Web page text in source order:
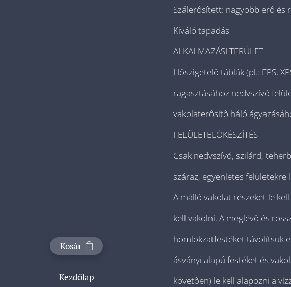
Kosár
Kezdőlap
Szálerôsített: nagyobb erô és
Kiváló tapadás
ALKALMAZÁSI TERÜLET
Hôszigetelô táblák (pl.: EPS,
ragasztásához nedvszívó
vakolaterôsítô háló
FELÜLETELÔKÉSZÍTÉS
Csak nedvszívó, szilárd,
száraz, egyenletes felületekre
A málló vakolat részeket le
kell vakolni. A meglévô és
homlokzatfestéket távolítsuk
ásványi alapú festéket és
követôen) le kell alapozni a